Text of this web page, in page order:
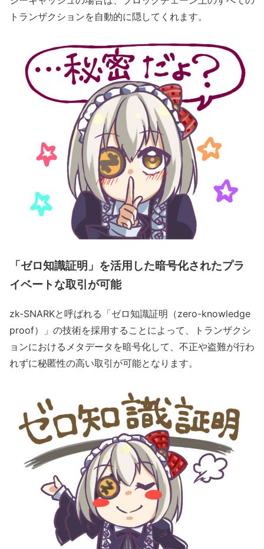
トランザクションを自動的に隠してくれます。
「ゼロ知識証明」を活用した暗号化されたプラ
イベートな取引が可能
zk-SNARKと呼ばれる「ゼロ知識証明（zero-knowledge
proof）」の技術を採用することによって、トランザクシ
ョンにおけるメタデータを暗号化して、不正や盗難が行わ
れずに秘匿性の高い取引が可能となります。